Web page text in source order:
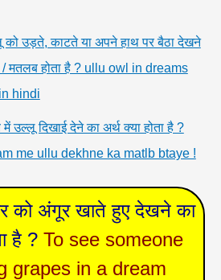
उड़ते, काटते या अपने हाथ पर बैठा देखने
/ मतलब होता है ? ullu owl in dreams
hindi
उल्लू दिखाई देने का अर्थ क्या होता है ?
me ullu dekhne ka matlb btaye !
को अंगूर खाते हुए देखने का
है ? To see someone
grapes in a dream